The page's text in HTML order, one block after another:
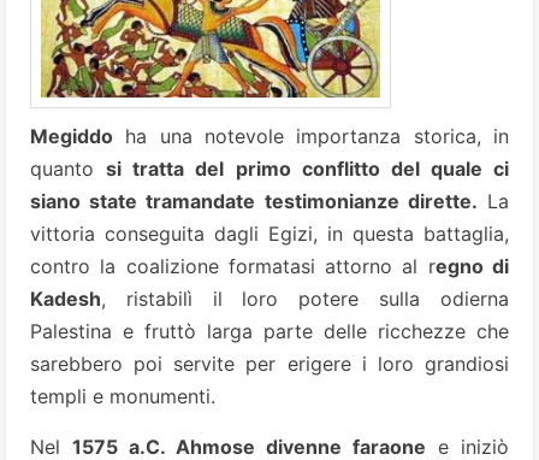
Megiddo ha una notevole importanza storica, in
quantosi tratta del primo conflitto del quale ci
siano state tramandate testimonianze dirette. La
vittoria conseguita dagli Egizi, in questa battaglia,
contro la coalizione formatasi attorno al regno di
Kadesh, ristabilì il loro potere sulla odierna
Palestina e fruttò larga parte delle ricchezze che
sarebbero poi servite per erigere i loro grandiosi
templi e monumenti.
Nel 1575 a.C. Ahmose divenne faraone e iniziò